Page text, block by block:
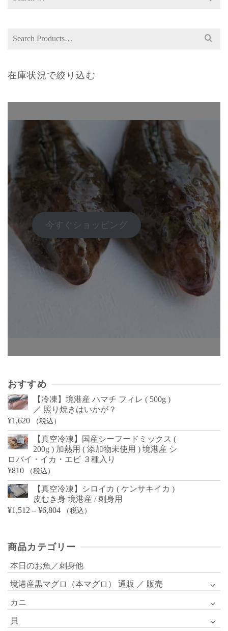
Search
在庫状況で絞り込む
今すぐショッピング
おすすめ
【冷凍】境港産 ハマチ フィレ ( 500g )
／ 照り焼きはいかが？
¥1,620 （税込）
【真空冷凍】国産シーフードミックス (
200g ) 加熱用 ( 添加物未使用 ) 境港産 シ
ロバイ・イカ・エビ ３種入り
¥810 （税込）
【真空冷凍】シロイカ ( ケンサキイカ )
皮むき身 境港産 / 刺身用
¥1,512 – ¥6,804価
¥1,512
¥6,804
（税込）
商品カテゴリー
本日のお魚／刺身他
境港産黒マグロ（本マグロ） 通販 ／ 販売
カニ
貝